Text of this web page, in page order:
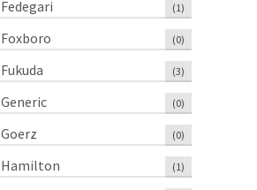
Fedegari (1)
Foxboro (0)
Fukuda (3)
Generic (0)
Goerz (0)
Hamilton (1)